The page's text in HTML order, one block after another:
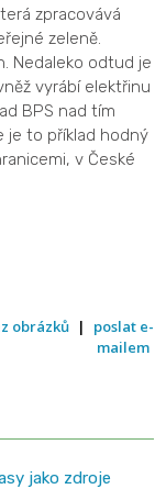
zpracovává
zeleně.
Nedaleko odtud je
vyrábí elektřinu
BPS nad tím
je to příklad hodný
v České
obrázků |
poslat e-
mailem
jako zdroje